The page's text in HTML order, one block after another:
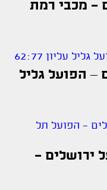
- מכבי רמת
– הפועל גליל
ירושלים -